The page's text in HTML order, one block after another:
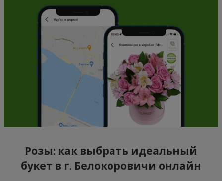
Розы: как выбрать идеальный
букет в г. Белокоровичи онлайн